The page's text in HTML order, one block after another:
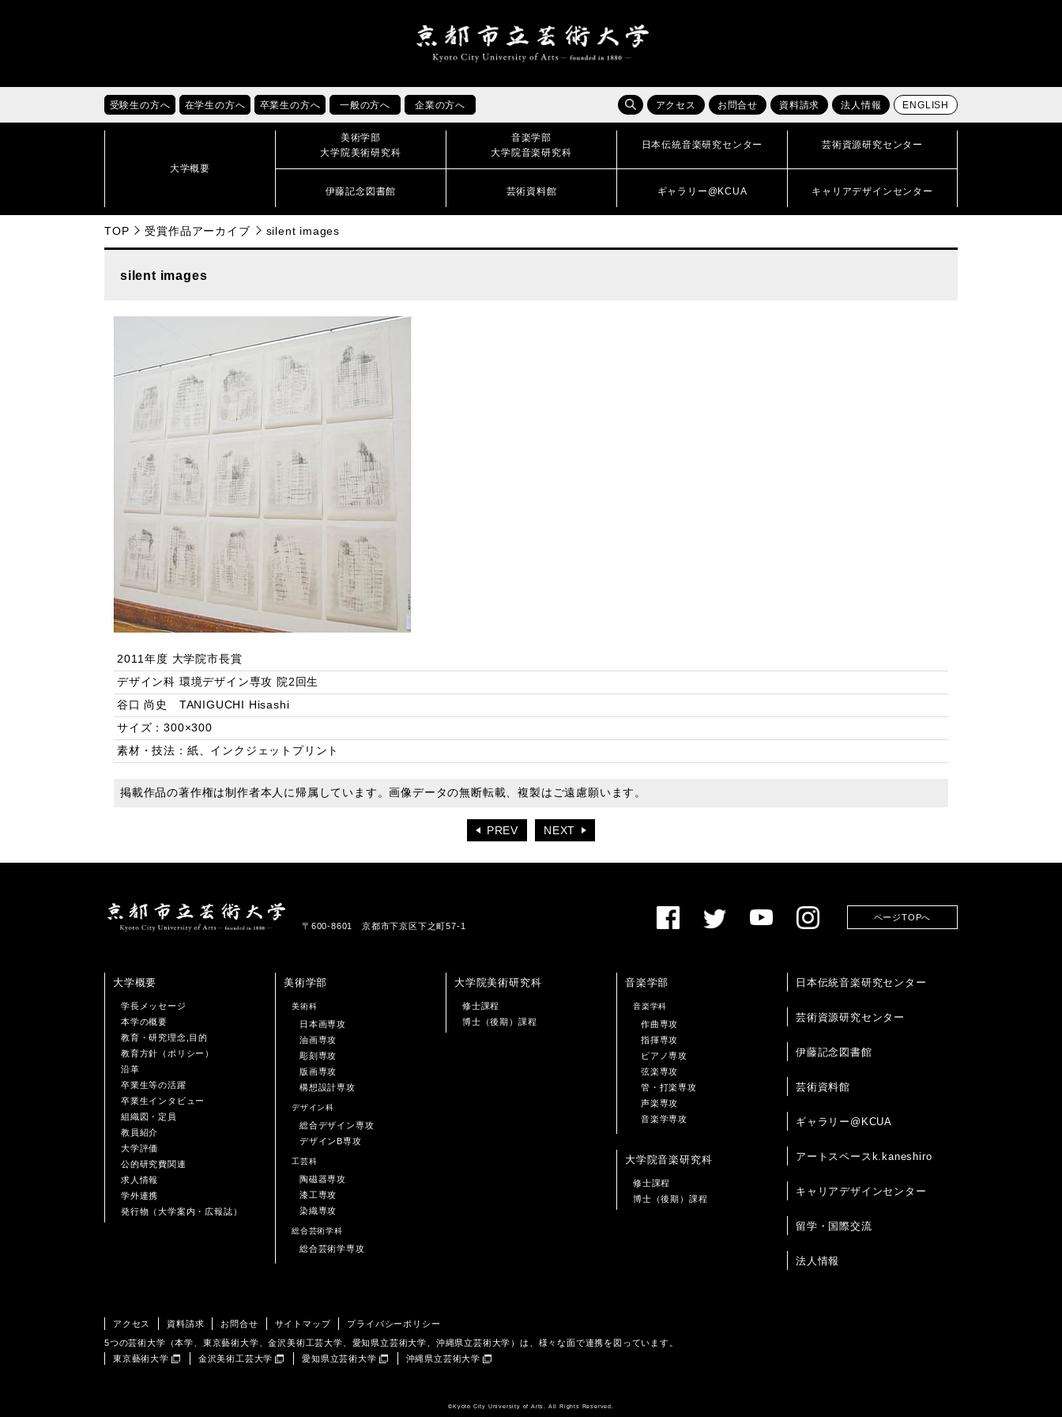
受験生の方へ 在学生の方へ 卒業生の方へ 一般の方へ 企業の方へ アクセス お問合せ 資料請求 法人情報 ENGLISH
大学概要
美術学部
大学院美術研究科
音楽学部
大学院音楽研究科
日本伝統音楽研究センター 芸術資源研究センター
伊藤記念図書館 芸術資料館 ギャラリー@KCUA キャリアデザインセンター
TOP 受賞作品アーカイブ silent images
silent images
2011年度 大学院市長賞
デザイン科 環境デザイン専攻 院2回生
谷口 尚史 TANIGUCHI Hisashi
サイズ：300×300
素材・技法：紙、インクジェットプリント
掲載作品の著作権は制作者本人に帰属しています。画像データの無断転載、複製はご遠慮願います。
PREV NEXT
〒600-8601 京都市下京区下之町57-1
ページTOPへ
大学概要
学長メッセージ
本学の概要
教育・研究理念,目的
教育方針（ポリシー）
沿革
卒業生等の活躍
卒業生インタビュー
組織図・定員
教員紹介
大学評価
公的研究費関連
求人情報
学外連携
発行物（大学案内・広報誌）
美術学部
美術科
日本画専攻
油画専攻
彫刻専攻
版画専攻
構想設計専攻
デザイン科
総合デザイン専攻
デザインB専攻
工芸科
陶磁器専攻
漆工専攻
染織専攻
総合芸術学科
総合芸術学専攻
大学院美術研究科
修士課程
博士（後期）課程
音楽学部
音楽学科
作曲専攻
指揮専攻
ピアノ専攻
弦楽専攻
管・打楽専攻
声楽専攻
音楽学専攻
大学院音楽研究科
修士課程
博士（後期）課程
日本伝統音楽研究センター
芸術資源研究センター
伊藤記念図書館
芸術資料館
ギャラリー@KCUA
アートスペースk.kaneshiro
キャリアデザインセンター
留学・国際交流
法人情報
アクセス 資料請求 お問合せ サイトマップ
プライバシーポリシー
5つの芸術大学（本学、東京藝術大学、金沢美術工芸大学、愛知県立芸術大学、沖縄県立芸術大学）は、様々な面で連携を図っています。
東京藝術大学
金沢美術工芸大学 愛知県立芸術大学 沖縄県立芸術大学
©️Kyoto City University of Arts. All Rights Reserved.